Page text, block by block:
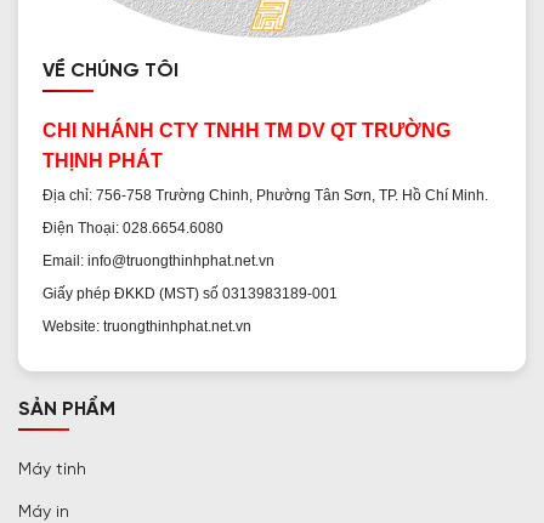
VỀ CHÚNG TÔI
CHI NHÁNH CTY TNHH TM DV QT TRƯỜNG
THỊNH PHÁT
Địa chỉ: 756-758 Trường Chinh, Phường Tân Sơn, TP. Hồ Chí Minh.
Điện Thoại: 028.6654.6080
Email: info@truongthinhphat.net.vn
Giấy phép ĐKKD (MST) số 0313983189-001
Website: truongthinhphat.net.vn
SẢN PHẨM
Máy tính
Máy in